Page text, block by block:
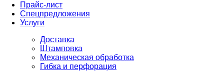
Прайс-лист
Спецпредложения
Услуги
Доставка
Штамповка
Механическая обработка
Гибка и перфорация